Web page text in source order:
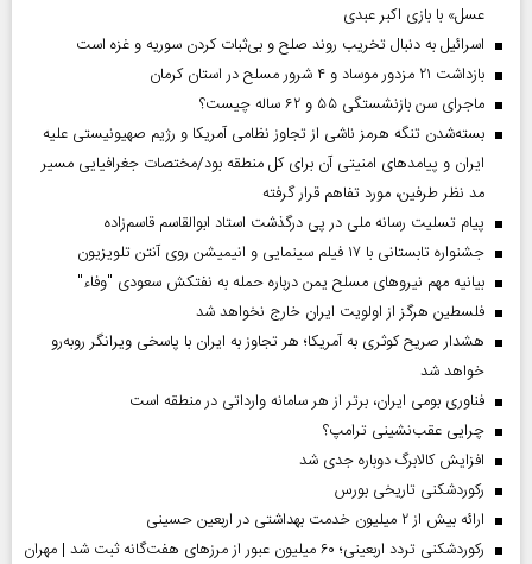
عسل» با بازی اکبر عبدی
اسرائیل به دنبال تخریب روند صلح و بی‌ثبات کردن سوریه و غزه است
بازداشت ۲۱ مزدور موساد و ۴ شرور مسلح در استان کرمان
ماجرای سن بازنشستگی ۵۵ و ۶۲ ساله چیست؟
بسته‌شدن تنگه هرمز ناشی از تجاوز نظامی آمریکا و رژیم صهیونیستی علیه
ایران و پیامد‌های امنیتی آن برای کل منطقه بود/مختصات جغرافیایی مسیر
مد نظر طرفین، مورد تفاهم قرار گرفته
پیام تسلیت رسانه ملی در پی درگذشت استاد ابوالقاسم قاسم‌زاده
جشنواره تابستانی با ۱۷ فیلم سینمایی و انیمیشن روی آنتن تلویزیون
بیانیه مهم نیروهای مسلح یمن درباره حمله به نفتکش سعودی "وفاء"
فلسطین هرگز از اولویت ایران خارج نخواهد شد
هشدار صریح کوثری به آمریکا؛ هر تجاوز به ایران با پاسخی ویرانگر روبه‌رو
خواهد شد
فناوری بومی ایران، برتر از هر سامانه وارداتی در منطقه است
چرایی عقب‌نشینی ترامپ؟
افزایش کالابرگ دوباره جدی شد
رکوردشکنی تاریخی بورس
ارائه بیش از ۲ میلیون خدمت بهداشتی در اربعین حسینی
رکوردشکنی تردد اربعینی؛ ۶۰ میلیون عبور از مرزهای هفت‌گانه ثبت شد | مهران